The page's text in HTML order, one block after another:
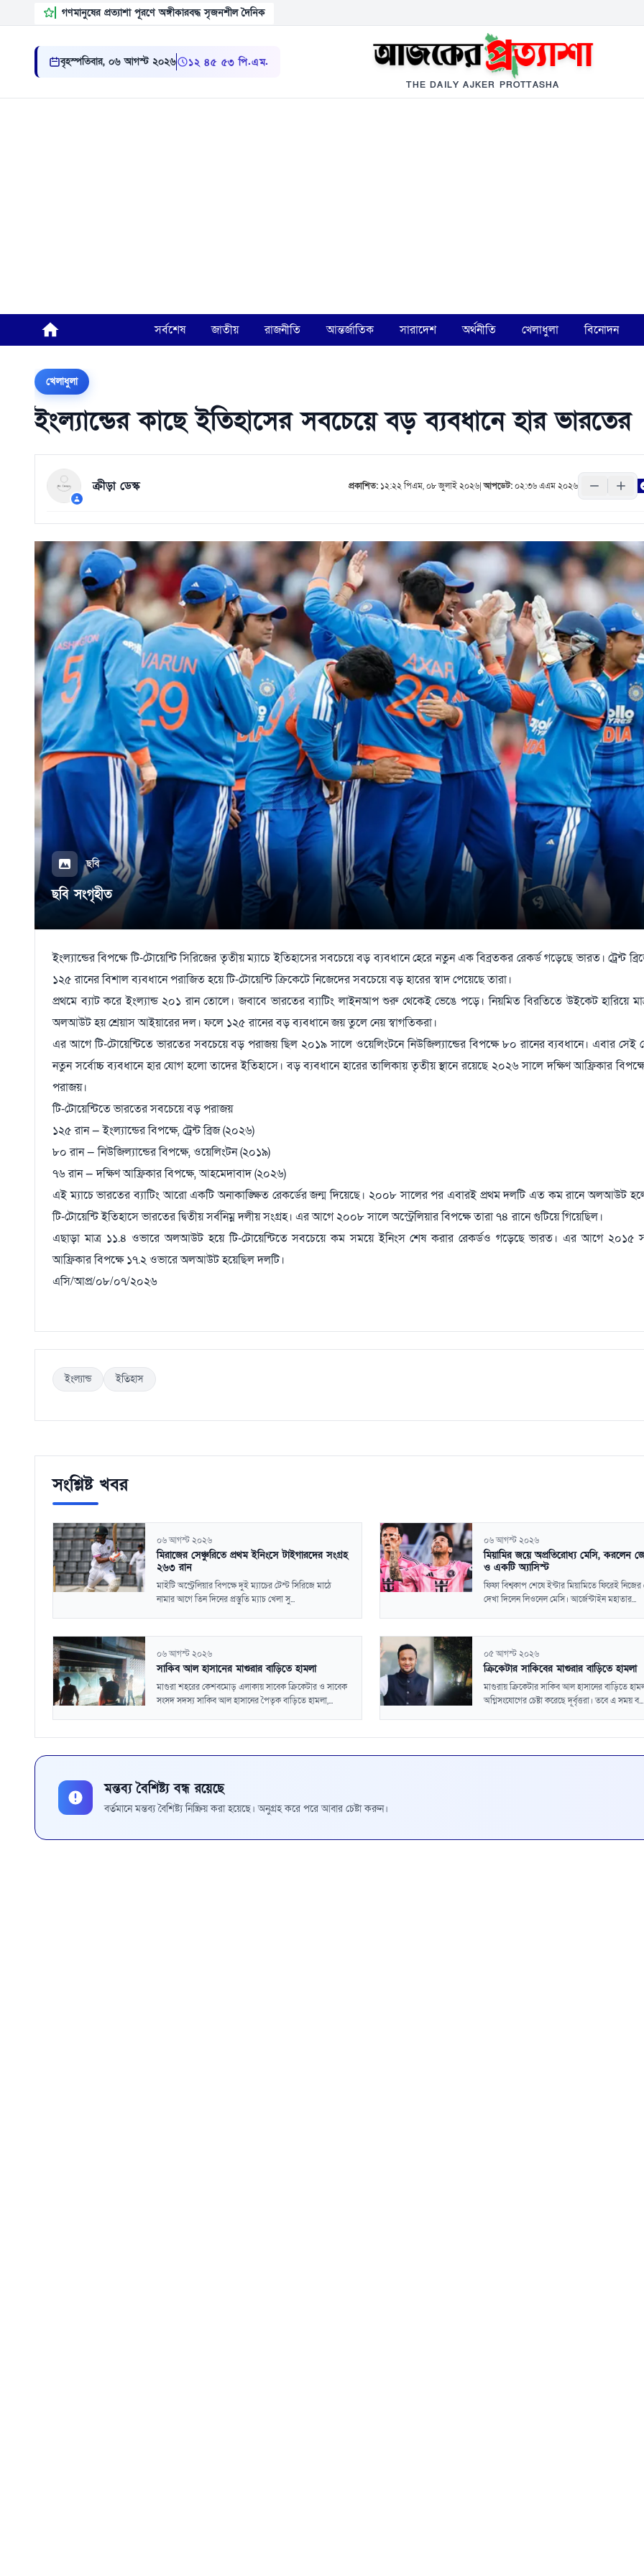
গণমানুষের প্রত্যাশা পূরণে অঙ্গীকারবদ্ধ সৃজনশীল দৈনিক
বৃহস্পতিবার, ০৬ আগস্ট ২০২৬ ১২ ৪৫ ৫৫ পি.এম.
THE DAILY AJKER PROTTASHA
সর্বশেষ জাতীয় রাজনীতি আন্তর্জাতিক সারাদেশ অর্থনীতি খেলাধুলা বিনোদন
খেলাধুলা
ইংল্যান্ডের কাছে ইতিহাসের সবচেয়ে বড় ব্যবধানে হার ভারতের
ক্রীড়া ডেস্ক প্রকাশিত: ১২:২২ পিএম, ০৮ জুলাই ২০২৬|আপডেট:০২:৩৬ এএম ২০২৬
ছবি
ছবি সংগৃহীত
ইংল্যান্ডের বিপক্ষে টি-টোয়েন্টি সিরিজের তৃতীয় ম্যাচে ইতিহাসের সবচেয়ে বড় ব্যবধানে হেরে নতুন এক বিব্রতকর রেকর্ড গড়েছে ভারত। ট্রেন্ট
১২৫ রানের বিশাল ব্যবধানে পরাজিত হয়ে টি-টোয়েন্টি ক্রিকেটে নিজেদের সবচেয়ে বড় হারের স্বাদ পেয়েছে তারা।
প্রথমে ব্যাট করে ইংল্যান্ড ২০১ রান তোলে। জবাবে ভারতের ব্যাটিং লাইনআপ শুরু থেকেই ভেঙে পড়ে। নিয়মিত বিরতিতে উইকেট হারিয়ে
অলআউট হয় শ্রেয়াস আইয়ারের দল। ফলে ১২৫ রানের বড় ব্যবধানে জয় তুলে নেয় স্বাগতিকরা।
এর আগে টি-টোয়েন্টিতে ভারতের সবচেয়ে বড় পরাজয় ছিল ২০১৯ সালে ওয়েলিংটনে নিউজিল্যান্ডের বিপক্ষে ৮০ রানের ব্যবধানে। এবার সেই
নতুন সর্বোচ্চ ব্যবধানে হার যোগ হলো তাদের ইতিহাসে। বড় ব্যবধানে হারের তালিকায় তৃতীয় স্থানে রয়েছে ২০২৬ সালে দক্ষিণ আফ্রিকার
পরাজয়।
টি-টোয়েন্টিতে ভারতের সবচেয়ে বড় পরাজয়
১২৫ রান — ইংল্যান্ডের বিপক্ষে, ট্রেন্ট ব্রিজ (২০২৬)
৮০ রান — নিউজিল্যান্ডের বিপক্ষে, ওয়েলিংটন (২০১৯)
৭৬ রান — দক্ষিণ আফ্রিকার বিপক্ষে, আহমেদাবাদ (২০২৬)
এই ম্যাচে ভারতের ব্যাটিং আরো একটি অনাকাঙ্ক্ষিত রেকর্ডের জন্ম দিয়েছে। ২০০৮ সালের পর এবারই প্রথম দলটি এত কম রানে অলআউট
টি-টোয়েন্টি ইতিহাসে ভারতের দ্বিতীয় সর্বনিম্ন দলীয় সংগ্রহ। এর আগে ২০০৮ সালে অস্ট্রেলিয়ার বিপক্ষে তারা ৭৪ রানে গুটিয়ে গিয়েছিল।
এছাড়া মাত্র ১১.৪ ওভারে অলআউট হয়ে টি-টোয়েন্টিতে সবচেয়ে কম সময়ে ইনিংস শেষ করার রেকর্ডও গড়েছে ভারত। এর আগে ২০১৫
আফ্রিকার বিপক্ষে ১৭.২ ওভারে অলআউট হয়েছিল দলটি।
এসি/আপ্র/০৮/০৭/২০২৬
ইংল্যান্ড ইতিহাস
সংশ্লিষ্ট খবর
০৬ আগস্ট ২০২৬
মিরাজের সেঞ্চুরিতে প্রথম ইনিংসে টাইগারদের সংগ্রহ
২৬৩ রান
মাইটি অস্ট্রেলিয়ার বিপক্ষে দুই ম্যাচের টেস্ট সিরিজে মাঠে
নামার আগে তিন দিনের প্রস্তুতি ম্যাচ খেলা সু...
০৬ আগস্ট ২০২৬
মিয়ামির জয়ে অপ্রতিরোধ্য মেসি, করলেন
ও একটি অ্যাসিস্ট
ফিফা বিশ্বকাপ শেষে ইন্টার মিয়ামিতে ফিরেই নিজের
দেখা দিলেন লিওনেল মেসি। আর্জেন্টাইন মহাতার...
০৬ আগস্ট ২০২৬
সাকিব আল হাসানের মাগুরার বাড়িতে হামলা
মাগুরা শহরের কেশবমোড় এলাকায় সাবেক ক্রিকেটার ও সাবেক
সংসদ সদস্য সাকিব আল হাসানের পৈতৃক বাড়িতে হামলা,...
০৫ আগস্ট ২০২৬
ক্রিকেটার সাকিবের মাগুরার বাড়িতে হামলা
মাগুরায় ক্রিকেটার সাকিব আল হাসানের বাড়িতে
অগ্নিসংযোগের চেষ্টা করেছে দূর্বৃত্তরা। তবে এ সময় ব...
মন্তব্য বৈশিষ্ট্য বন্ধ রয়েছে
বর্তমানে মন্তব্য বৈশিষ্ট্য নিষ্ক্রিয় করা হয়েছে। অনুগ্রহ করে পরে আবার চেষ্টা করুন।